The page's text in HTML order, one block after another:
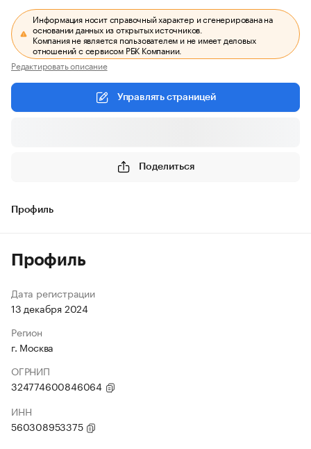
Информация носит справочный характер и сгенерирована на
основании данных из открытых источников.
Компания не является пользователем и не имеет деловых
отношений с сервисом РБК Компании.
Редактировать описание
Управлять страницей
Поделиться
Профиль
Профиль
Дата регистрации
13 декабря 2024
Регион
г. Москва
ОГРНИП
324774600846064
ИНН
560308953375